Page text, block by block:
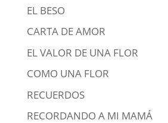
EL BESO
CARTA DE AMOR
EL VALOR DE UNA FLOR
COMO UNA FLOR
RECUERDOS
RECORDANDO A MI MAMÁ